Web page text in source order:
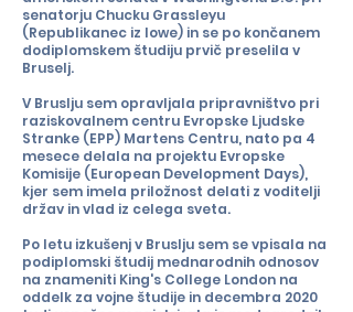
senatorju Chucku Grassleyu
(Republikanec iz Iowe) in se po končanem
dodiplomskem študiju prvič preselila v
Bruselj.
V Bruslju sem opravljala pripravništvo pri
raziskovalnem centru Evropske Ljudske
Stranke (EPP) Martens Centru, nato pa 4
mesece delala na projektu Evropske
Komisije (European Development Days),
kjer sem imela priložnost delati z voditelji
držav in vlad iz celega sveta.
Po letu izkušenj v Bruslju sem se vpisala na
podiplomski študij mednarodnih odnosov
na znameniti King's College London na
oddelk za vojne študije in decembra 2020